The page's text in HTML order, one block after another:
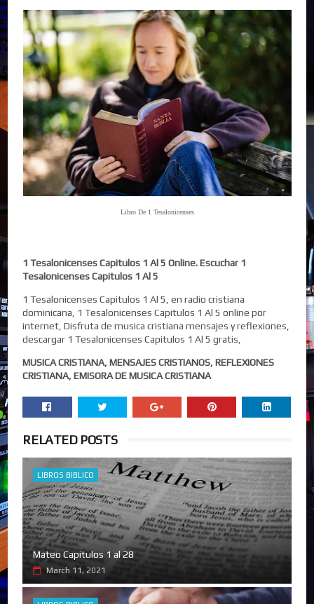
Libro De 1 Tesalonicenses
1 Tesalonicenses Capitulos 1 Al 5 Online. Escuchar 1
Tesalonicenses Capitulos 1 Al 5
1 Tesalonicenses Capitulos 1 Al 5, en radio cristiana
dominicana, 1 Tesalonicenses Capitulos 1 Al 5 online por
internet, Disfruta de musica cristiana mensajes y reflexiones,
descargar 1 Tesalonicenses Capitulos 1 Al 5 gratis,
MUSICA CRISTIANA, MENSAJES CRISTIANOS, REFLEXIONES
CRISTIANA, EMISORA DE MUSICA CRISTIANA
RELATED POSTS
LIBROS BIBLICO
Mateo Capitulos 1 al 28
March 11, 2021